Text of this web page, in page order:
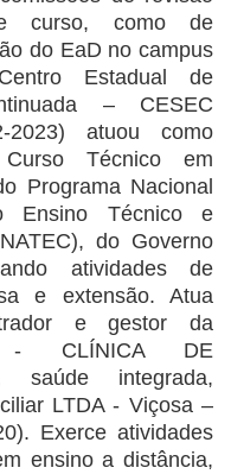
curso, como de
do EaD no campus
Estadual de
– CESEC
2023) atuou como
Técnico em
Programa Nacional
Ensino Técnico e
do Governo
atividades de
e extensão. Atua
e gestor da
- CLÍNICA DE
saúde integrada,
LTDA - Viçosa –
Exerce atividades
ensino a distância,